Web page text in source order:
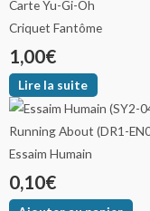
Criquet Fantôme
1,00€
Lire la suite
Essaim Humain
0,10€